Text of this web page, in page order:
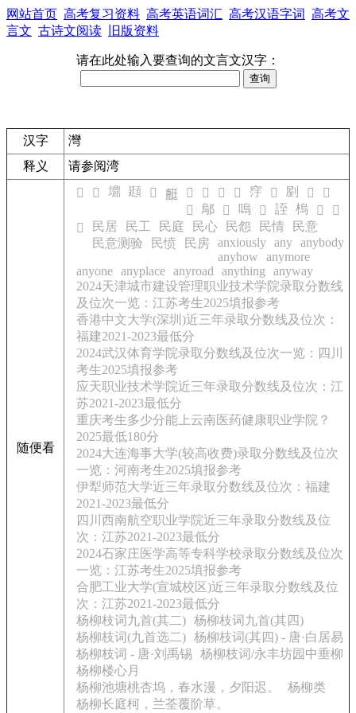
网站首页 高考复习资料 高考英语词汇 高考汉语字词 高考文
言文 古诗文阅读 旧版资料
请在此处输入要查询的文言文汉字：
汉字
灣
释义
请参阅湾
随便看
𠘋 𩒞 䵺 頲 𦪅 𪊶 𢬫 𥆑 𦕢 𥁡 窏 𡲃 剭 𦤿
𧆹
𠞆
鄔 𦶀 嗚 𡈎 誈 㮧 𨾺
𢍦
𥟽
民居 民工 民庭 民心 民怨 民情
民意
民意测验
民愤 民房 anxiously any anybody
anyhow
anymore
anyone anyplace anyroad anything
anyway
2024天津城市建设管理职业技术学院录取分数线
及位次一览：江苏考生2025填报参考
香港中文大学(深圳)近三年录取分数线及位次：
福建2021-2023最低分
2024武汉体育学院录取分数线及位次一览：四川
考生2025填报参考
应天职业技术学院近三年录取分数线及位次：江
苏2021-2023最低分
重庆考生多少分能上云南医药健康职业学院？
2025最低180分
2024大连海事大学(较高收费)录取分数线及位次
一览：河南考生2025填报参考
伊犁师范大学近三年录取分数线及位次：福建
2021-2023最低分
四川西南航空职业学院近三年录取分数线及位
次：江苏2021-2023最低分
2024石家庄医学高等专科学校录取分数线及位次
一览：江苏考生2025填报参考
合肥工业大学(宣城校区)近三年录取分数线及位
次：江苏2021-2023最低分
杨柳枝词九首(其二) 杨柳枝词九首(其四)
杨柳枝词(九首选二) 杨柳枝词(其四) - 唐·白居易
杨柳枝词 - 唐·刘禹锡
杨柳枝词/永丰坊园中垂柳
杨柳楼心月
杨柳池塘桃杏坞，春水漫，夕阳迟。
杨柳类
杨柳长庭柯，兰荃覆阶草。